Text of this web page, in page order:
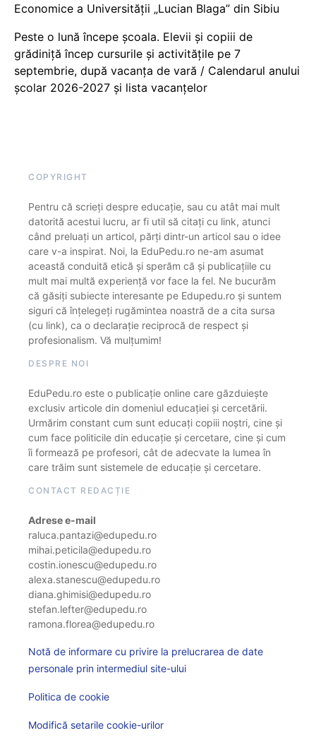
Economice a Universității „Lucian Blaga” din Sibiu
Peste o lună începe școala. Elevii și copiii de
grădiniță încep cursurile și activitățile pe 7
septembrie, după vacanța de vară / Calendarul anului
școlar 2026-2027 și lista vacanțelor
COPYRIGHT
Pentru că scrieți despre educație, sau cu atât mai mult
datorită acestui lucru, ar fi util să citați cu link, atunci
când preluați un articol, părți dintr-un articol sau o idee
care v-a inspirat. Noi, la EduPedu.ro ne-am asumat
această conduită etică și sperăm că și publicațiile cu
mult mai multă experiență vor face la fel. Ne bucurăm
că găsiți subiecte interesante pe Edupedu.ro și suntem
siguri că înțelegeți rugămintea noastră de a cita sursa
(cu link), ca o declarație reciprocă de respect și
profesionalism. Vă mulțumim!
DESPRE NOI
EduPedu.ro este o publicație online care găzduiește
exclusiv articole din domeniul educației și cercetării.
Urmărim constant cum sunt educați copiii noștri, cine și
cum face politicile din educație și cercetare, cine și cum
îi formează pe profesori, cât de adecvate la lumea în
care trăim sunt sistemele de educație și cercetare.
CONTACT REDACȚIE
Adrese e-mail
raluca.pantazi@edupedu.ro
mihai.peticila@edupedu.ro
costin.ionescu@edupedu.ro
alexa.stanescu@edupedu.ro
diana.ghimisi@edupedu.ro
stefan.lefter@edupedu.ro
ramona.florea@edupedu.ro
Notă de informare cu privire la prelucrarea de date
personale prin intermediul site-ului
Politica de cookie
Modifică setarile cookie-urilor